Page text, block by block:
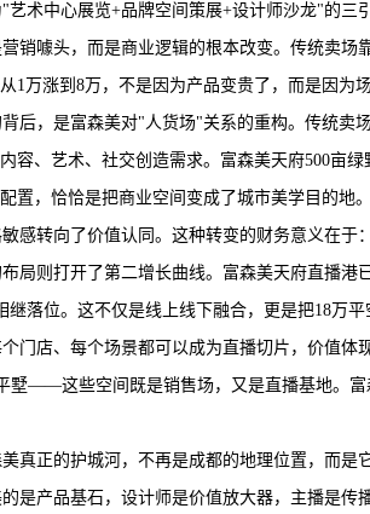
艺术中心展览+品牌空间策展+设计师沙龙"的三
销噱头，而是商业逻辑的根本改变。传统卖场
1万涨到8万，不是因为产品变贵了，而是因为
后，是富森美对"人货场"关系的重构。传统卖
容、艺术、社交创造需求。富森美天府500亩
置，恰恰是把商业空间变成了城市美学目的地
感转向了价值认同。这种转变的财务意义在于
局则打开了第二增长曲线。富森美天府直播
继落位。这不仅是线上线下融合，更是把18万
门店、每个场景都可以成为直播切片，价值
墅——这些空间既是销售场，又是直播基地。
真正的护城河，不再是成都的地理位置，而
是产品基石，设计师是价值放大器，主播是